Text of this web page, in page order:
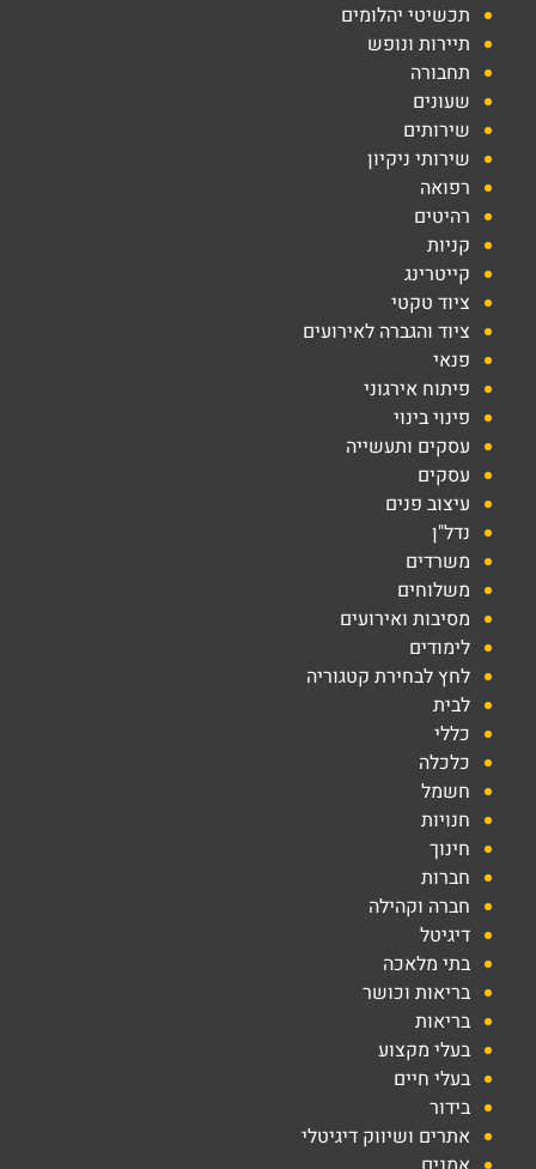
תכשיטי יהלומים
תיירות ונופש
תחבורה
שעונים
שירותים
שירותי ניקיון
רפואה
רהיטים
קניות
קייטרינג
ציוד טקטי
ציוד והגברה לאירועים
פנאי
פיתוח אירגוני
פינוי בינוי
עסקים ותעשייה
עסקים
עיצוב פנים
נדל"ן
משרדים
משלוחים
מסיבות ואירועים
לימודים
לחץ לבחירת קטגוריה
לבית
כללי
כלכלה
חשמל
חנויות
חינוך
חברות
חברה וקהילה
דיגיטל
בתי מלאכה
בריאות וכושר
בריאות
בעלי מקצוע
בעלי חיים
בידור
אתרים ושיווק דיגיטלי